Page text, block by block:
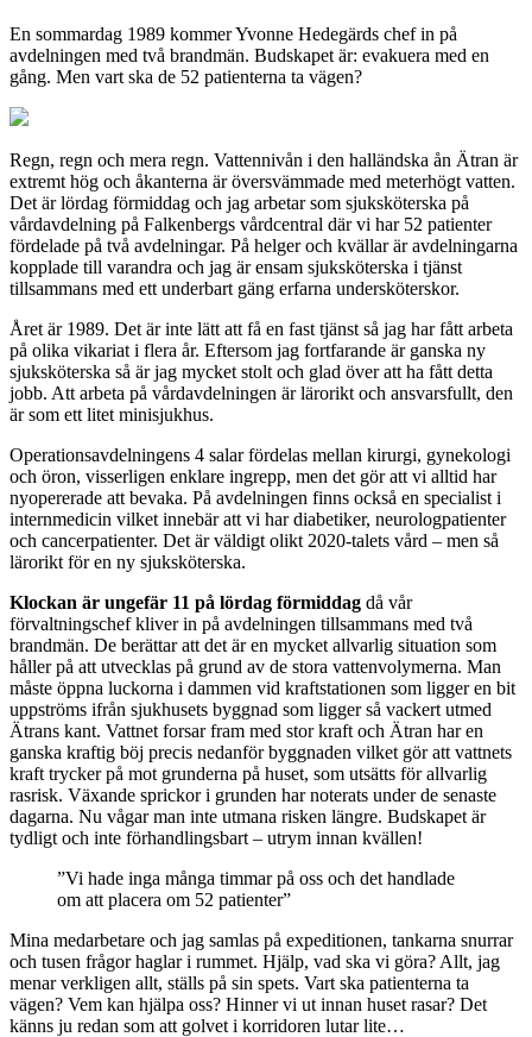
En sommardag 1989 kommer Yvonne Hedegärds chef in på
avdelningen med två brandmän. Budskapet är: evakuera med en
gång. Men vart ska de 52 patienterna ta vägen?
Regn, regn och mera regn. Vattennivån i den halländska ån Ätran är
extremt hög och åkanterna är översvämmade med meterhögt vatten.
Det är lördag förmiddag och jag arbetar som sjuksköterska på
vårdavdelning på Falkenbergs vårdcentral där vi har 52 patienter
fördelade på två avdelningar. På helger och kvällar är avdelningarna
kopplade till varandra och jag är ensam sjuksköterska i tjänst
tillsammans med ett underbart gäng erfarna undersköterskor.
Året är 1989. Det är inte lätt att få en fast tjänst så jag har fått arbeta
på olika vikariat i flera år. Eftersom jag fortfarande är ganska ny
sjuksköterska så är jag mycket stolt och glad över att ha fått detta
jobb. Att arbeta på vårdavdelningen är lärorikt och ansvarsfullt, den
är som ett litet minisjukhus.
Operationsavdelningens 4 salar fördelas mellan kirurgi, gynekologi
och öron, visserligen enklare ingrepp, men det gör att vi alltid har
nyopererade att bevaka. På avdelningen finns också en specialist i
internmedicin vilket innebär att vi har diabetiker, neurologpatienter
och cancerpatienter. Det är väldigt olikt 2020-talets vård – men så
lärorikt för en ny sjuksköterska.
Klockan är ungefär 11 på lördag förmiddag då vår
förvaltningschef kliver in på avdelningen tillsammans med två
brandmän. De berättar att det är en mycket allvarlig situation som
håller på att utvecklas på grund av de stora vattenvolymerna. Man
måste öppna luckorna i dammen vid kraftstationen som ligger en bit
uppströms ifrån sjukhusets byggnad som ligger så vackert utmed
Ätrans kant. Vattnet forsar fram med stor kraft och Ätran har en
ganska kraftig böj precis nedanför byggnaden vilket gör att vattnets
kraft trycker på mot grunderna på huset, som utsätts för allvarlig
rasrisk. Växande sprickor i grunden har noterats under de senaste
dagarna. Nu vågar man inte utmana risken längre. Budskapet är
tydligt och inte förhandlingsbart – utrym innan kvällen!
”Vi hade inga många timmar på oss och det handlade
om att placera om 52 patienter”
Mina medarbetare och jag samlas på expeditionen, tankarna snurrar
och tusen frågor haglar i rummet. Hjälp, vad ska vi göra? Allt, jag
menar verkligen allt, ställs på sin spets. Vart ska patienterna ta
vägen? Vem kan hjälpa oss? Hinner vi ut innan huset rasar? Det
känns ju redan som att golvet i korridoren lutar lite…